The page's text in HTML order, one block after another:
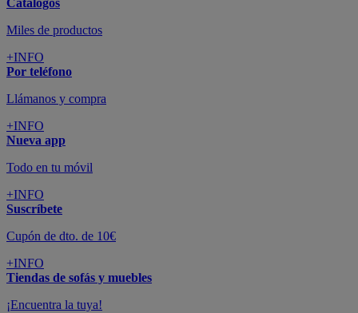
Catálogos
Miles de productos
+INFO
Por teléfono
Llámanos y compra
+INFO
Nueva app
Todo en tu móvil
+INFO
Suscríbete
Cupón de dto. de 10€
+INFO
Tiendas de sofás y muebles
¡Encuentra la tuya!